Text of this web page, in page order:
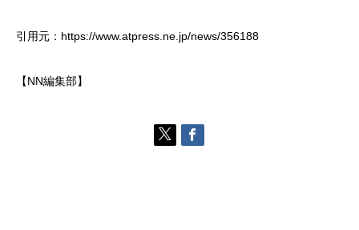
引用元：https://www.atpress.ne.jp/news/356188
【NN編集部】